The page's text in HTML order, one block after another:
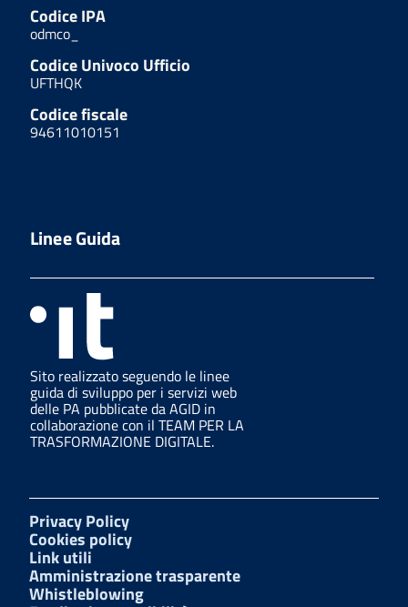
Codice IPA
odmco_
Codice Univoco Ufficio
UFTHQK
Codice fiscale
94611010151
Linee Guida
Sito realizzato seguendo le linee
guida di sviluppo per i servizi web
delle PA pubblicate da AGID in
collaborazione con il TEAM PER LA
TRASFORMAZIONE DIGITALE.
Privacy Policy
Cookies policy
Link utili
Amministrazione trasparente
Whistleblowing